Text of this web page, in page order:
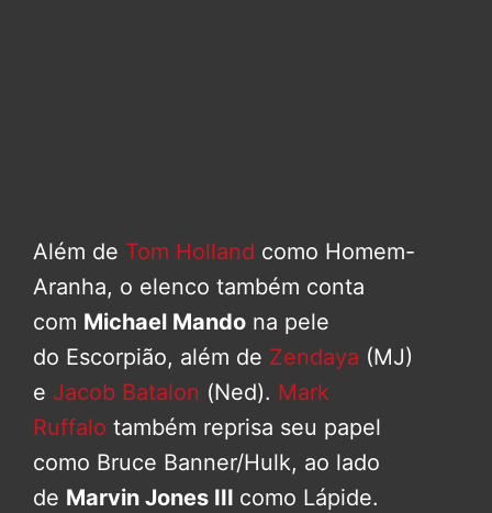
Além de Tom Holland como Homem-
Aranha, o elenco também conta
com Michael Mando na pele
do Escorpião, além de Zendaya (MJ)
e Jacob Batalon (Ned). Mark
Ruffalo também reprisa seu papel
como Bruce Banner/Hulk, ao lado
de Marvin Jones III como Lápide.